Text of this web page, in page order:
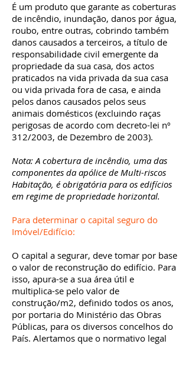
É um produto que garante as coberturas
de incêndio, inundação, danos por água,
roubo, entre outras, cobrindo também
danos causados a terceiros, a título de
responsabilidade civil emergente da
propriedade da sua casa, dos actos
praticados na vida privada da sua casa
ou vida privada fora de casa, e ainda
pelos danos causados pelos seus
animais domésticos (excluindo raças
perigosas de acordo com decreto-lei nº
312/2003, de Dezembro de 2003).
Nota: A cobertura de incêndio, uma das
componentes da apólice de Multi-riscos
Habitação, é obrigatória para os edifícios
em regime de propriedade horizontal.
Para determinar o capital seguro do
Imóvel/Edifício:
O capital a segurar, deve tomar por base
o valor de reconstrução do edifício. Para
isso, apura-se a sua área útil e
multiplica-se pelo valor de
construção/m2, definido todos os anos,
por portaria do Ministério das Obras
Públicas, para os diversos concelhos do
País. Alertamos que o normativo legal